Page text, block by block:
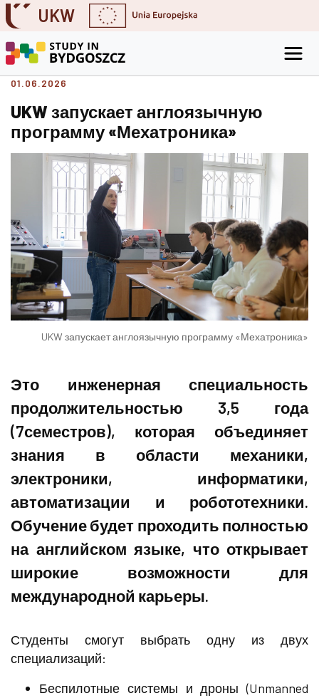
UKW
Skip to content
Go to the search engine
Go to the footer
01.06.2026
UKW запускает англоязычную
программу «Мехатроника»
UKW запускает англоязычную программу «Мехатроника»
Это инженерная специальность
продолжительностью 3,5 года
(7семестров), которая объединяет
знания в области механики,
электроники, информатики,
автоматизации и робототехники.
Обучение будет проходить полностью
на английском языке, что открывает
широкие возможности для
международной карьеры.
Студенты смогут выбрать одну из двух
специализаций:
Беспилотные системы и дроны (Unmanned